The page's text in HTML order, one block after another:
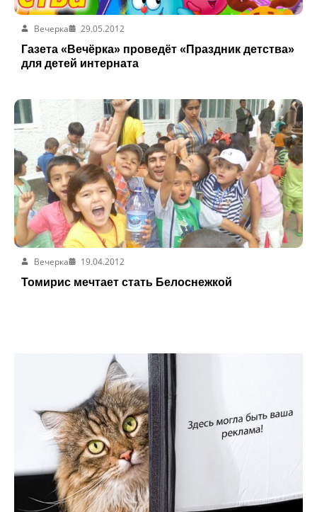
Вечерка
29.05.2012
Газета «Вечёрка» проведёт «Праздник детства»
для детей интерната
Вечерка
19.04.2012
Томирис мечтает стать Белоснежкой